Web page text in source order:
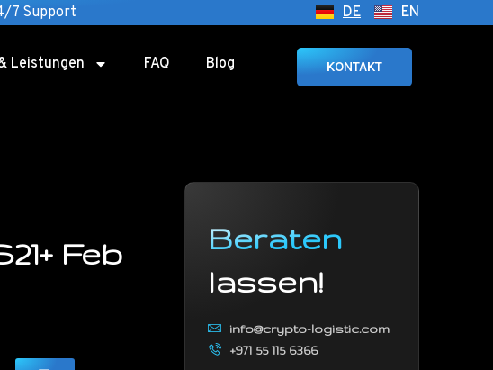
7 Support DE EN
Leistungen FAQ Blog KONTAKT
Feb
Beraten
lassen!
info@crypto-logistic.com
+971 55 115 6366